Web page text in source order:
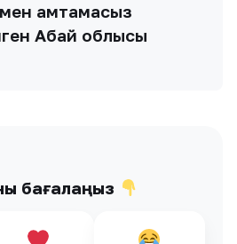
қамтамасыз
Абай облысы
бағалаңыз